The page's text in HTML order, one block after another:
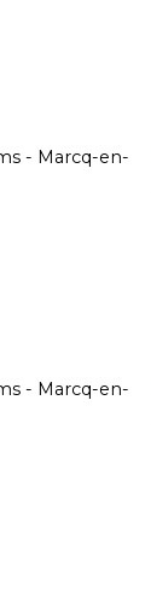
Property